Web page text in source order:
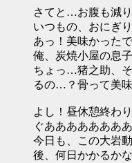
さてと…お腹も減
いつもの、おにぎ
あっ！美味かった
俺、炭焼小屋の息
ちょっ…猪之助、
るの…？骨って美
よし！昼休憩終わ
ぐああああああ
今日も、この大岩
後、何日かかるか